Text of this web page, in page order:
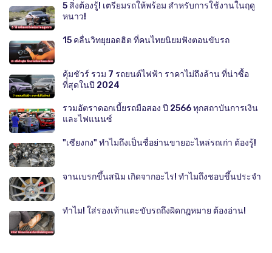
5 สิ่งต้องรู้! เตรียมรถให้พร้อม สำหรับการใช้งานในฤดู
หนาว!
15 คลื่นวิทยุยอดฮิต ที่คนไทยนิยมฟังตอนขับรถ
คุ้มชัวร์ รวม 7 รถยนต์ไฟฟ้า ราคาไม่ถึงล้าน ที่น่าซื้อ
ที่สุดในปี 2024
รวมอัตราดอกเบี้ยรถมือสอง ปี 2566 ทุกสถาบันการเงิน
และไฟแนนซ์
"เซียงกง" ทำไมถึงเป็นชื่อย่านขายอะไหล่รถเก่า ต้องรู้!
จานเบรกขึ้นสนิม เกิดจากอะไร! ทำไมถึงชอบขึ้นประจำ
ทำไม! ใส่รองเท้าแตะขับรถถึงผิดกฎหมาย ต้องอ่าน!